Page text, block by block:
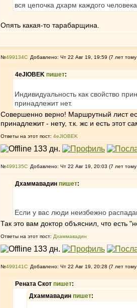
вся цепочка дхарм каждого
Опять какая-то тарабарщина.
№499134 Добавлено: Чт 22 Авг 19, 19:59 (7 лет
4eJIOBEK пишет:
Индивидуальность как свойство
принадлежит нет.
Совершенно верно! Маршрутный лист
принадлежит - нету, т.к. жс и есть этот
Ответы на этот пост: 4eJIOBEK
№499135 Добавлено: Чт 22 Авг 19, 20:03 (7 лет
Дхаммавадин пишет:
Если у вас люди неизбежно
Так это вам доктор объяснил, что есть
Ответы на этот пост: Дхаммавадин
№499141 Добавлено: Чт 22 Авг 19, 20:28 (7 лет
Рената Скот пишет:
Дхаммавадин пишет: